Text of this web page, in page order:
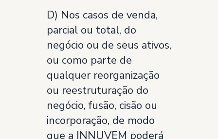
D) Nos casos de venda,
parcial ou total, do
negócio ou de seus ativos,
ou como parte de
qualquer reorganização
ou reestruturação do
negócio, fusão, cisão ou
incorporação, de modo
que a INNUVEM poderá